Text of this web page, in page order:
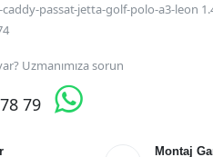
caddy-passat-jetta-golf-polo-a3-leon
Uzmanımıza sorun
79 
Montaj